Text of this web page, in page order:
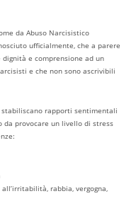
da Abuso Narcisistico
ufficialmente, che a parere
e comprensione ad un
e che non sono ascrivibili
stabiliscano rapporti sentimentali
da provocare un livello di stress
rabbia, vergogna,